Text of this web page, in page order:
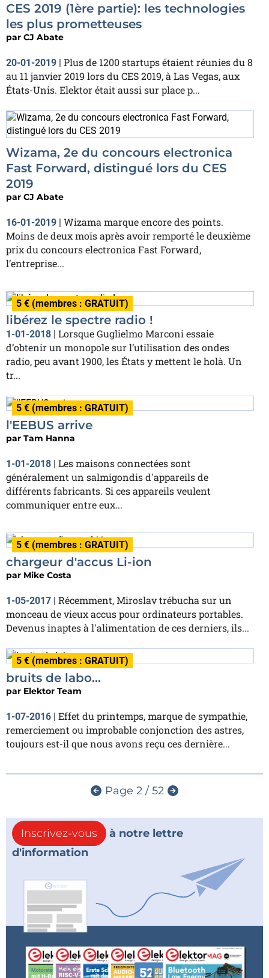
CES 2019 (1ère partie): les technologies
les plus prometteuses
par CJ Abate
20-01-2019 | Plus de 1200 startups étaient réunies du 8
au 11 janvier 2019 lors du CES 2019, à Las Vegas, aux
États-Unis. Elektor était aussi sur place p...
Wizama, 2e du concours electronica
Fast Forward, distingué lors du CES
2019
par CJ Abate
16-01-2019 | Wizama marque encore des points.
Moins de deux mois après avoir remporté le deuxième
prix du concours electronica Fast Forward,
l’entreprise...
5 € (membres : GRATUIT)
libérez le spectre radio !
1-01-2018
Lorsque Guglielmo Marconi essaie
d’obtenir un monopole sur l’utilisation des ondes
radio, peu avant 1900, les États y mettent le holà. Un
tr...
5 € (membres : GRATUIT)
l'EEBUS arrive
par Tam Hanna
1-01-2018 | Les maisons connectées sont
généralement un salmigondis d'appareils de
différents fabricants. Si ces appareils veulent
communiquer entre eux...
5 € (membres : GRATUIT)
chargeur d'accus Li-ion
par Mike Costa
1-05-2017 | Récemment, Miroslav trébucha sur un
monceau de vieux accus pour ordinateurs portables.
Devenus inaptes à l'alimentation de ces derniers, ils...
5 € (membres : GRATUIT)
bruits de labo…
par Elektor Team
1-07-2016 | Effet du printemps, marque de sympathie,
remerciement ou improbable conjonction des astres,
toujours est-il que nous avons reçu ces dernière...
Page 2 / 52
Inscrivez-vous
à notre lettre
d'information